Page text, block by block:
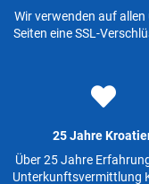
Wir verwenden auf allen
Seiten eine SSL-
25 Jahre
Über 25 Jahre
Unterkunftsvermittlung